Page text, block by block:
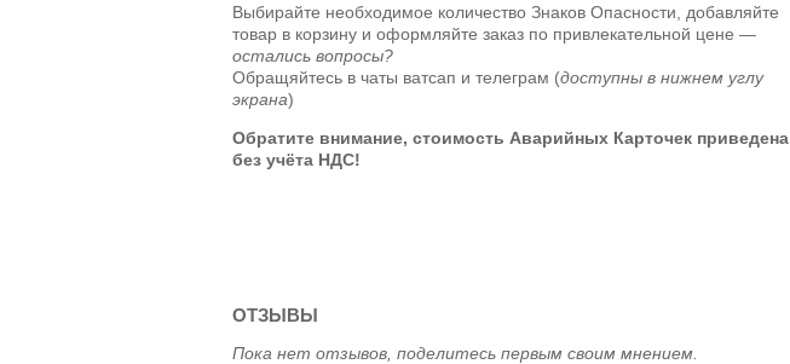
Выбирайте необходимое количество Знаков Опасности, добавляйте
товар в корзину и оформляйте заказ по привлекательной цене —
остались вопросы?
Обращяйтесь в чаты ватсап и телеграм (доступны в нижнем углу
экрана)
Обратите внимание, стоимость Аварийных Карточек приведена
без учёта НДС!
ОТЗЫВЫ
Пока нет отзывов, поделитесь первым своим мнением.